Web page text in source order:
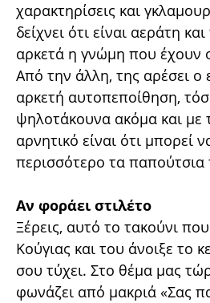
χαρακτηρίσεις και
δείχνει ότι είναι αεράτη
αρκετά η γνώμη που έχουν
Από την άλλη, της αρέσει ο
αρκετή αυτοπεποίθηση,
ψηλοτάκουνα ακόμα και με
αρνητικό είναι ότι μπορεί
περισσότερο τα παπούτσια
Αν φοράει στιλέτο
Ξέρεις, αυτό το τακούνι
Κούγιας και του άνοιξε το
σου τύχει. Στο θέμα μας
φωνάζει από μακριά «Σας